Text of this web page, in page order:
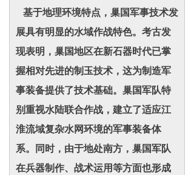
基于地理环境特点，巢国军事技术发
展具有明显的水域作战特色。考古发
现表明，巢国地区在新石器时代已掌
握相对先进的制玉技术，这为制造军
事装备提供了技术基础。巢国军队特
别重视水陆联合作战，建立了适应江
淮流域复杂水网环境的军事装备体
系。同时，由于地处南方，巢国军队
在兵器制作、战术运用等方面也形成